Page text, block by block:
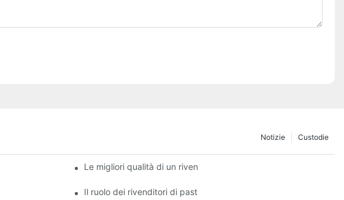
Custodie
Notizie
di pastiglie dei freniLe migliori qualità di un rivenditore affidabile di pastiglie freno
di pastiglie frenoIl ruolo dei rivenditori di pastiglie freno nella manutenzione dei